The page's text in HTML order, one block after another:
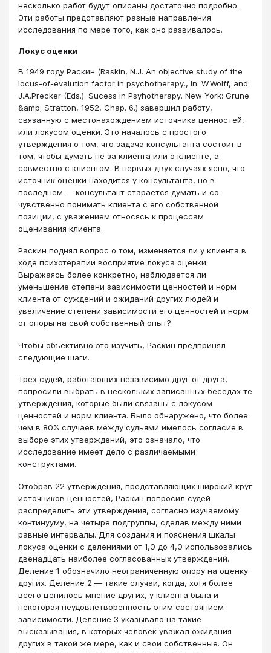
несколько работ будут описаны достаточно подробно.
Эти работы представляют разные направления
исследования по мере того, как оно развивалось.
Локус оценки
В 1949 году Раскин (Raskin, N.J. An objective study of the
locus-of-evalution factor in psychotherapy., In: W.Wolff, and
J.A.Precker (Eds.). Sucess in Psyhotherapy. New York: Grune
&amp; Stratton, 1952, Chap. 6.) завершил работу,
связанную с местонахождением источника ценностей,
или локусом оценки. Это началось с простого
утверждения о том, что задача консультанта состоит в
том, чтобы думать не за клиента или о клиенте, а
совместно с клиентом. В первых двух случаях ясно, что
источник оценки находится у консультанта, но в
последнем ― консультант старается думать и со-
чувственно понимать клиента с его собственной
позиции, с уважением относясь к процессам
оценивания клиента.
Раскин поднял вопрос о том, изменяется ли у клиента в
ходе психотерапии восприятие локуса оценки.
Выражаясь более конкретно, наблюдается ли
уменьшение степени зависимости ценностей и норм
клиента от суждений и ожиданий других людей и
увеличение степени зависимости его ценностей и норм
от опоры на свой собственный опыт?
Чтобы объективно это изучить, Раскин предпринял
следующие шаги.
Трех судей, работающих независимо друг от друга,
попросили выбрать в нескольких записанных беседах те
утверждения, которые были связаны с локусом
ценностей и норм клиента. Было обнаружено, что более
чем в 80% случаев между судьями имелось согласие в
выборе этих утверждений, это означало, что
исследование имеет дело с различаемыми
конструктами.
Отобрав 22 утверждения, представляющих широкий круг
источников ценностей, Раскин попросил судей
распределить эти утверждения, согласно изучаемому
континууму, на четыре подгруппы, сделав между ними
равные интервалы. Для создания и пояснения шкалы
локуса оценки с делениями от 1,0 до 4,0 использовались
двенадцать наиболее согласованных утверждений.
Деление 1 обозначило неограниченную опору на оценку
других. Деление 2 ― такие случаи, когда, хотя более
всего ценилось мнение других, у клиента была и
некоторая неудовлетворенность этим состоянием
зависимости. Деление 3 указывало на такие
высказывания, в которых человек уважал ожидания
других в такой же мере, как и свои собственные. Он